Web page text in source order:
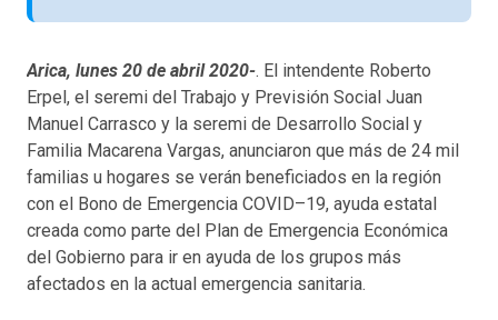
Arica, lunes 20 de abril 2020-. El intendente Roberto
Erpel, el seremi del Trabajo y Previsión Social Juan
Manuel Carrasco y la seremi de Desarrollo Social y
Familia Macarena Vargas, anunciaron que más de 24 mil
familias u hogares se verán beneficiados en la región
con el Bono de Emergencia COVID–19, ayuda estatal
creada como parte del Plan de Emergencia Económica
del Gobierno para ir en ayuda de los grupos más
afectados en la actual emergencia sanitaria.